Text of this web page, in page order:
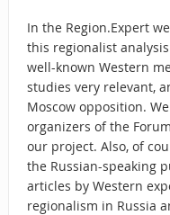
In the Region.Expert
this regionalist
well-known Western
studies very relevant,
Moscow opposition.
organizers of the
our project. Also, of
the Russian-speaking
articles by Western
regionalism in Russia